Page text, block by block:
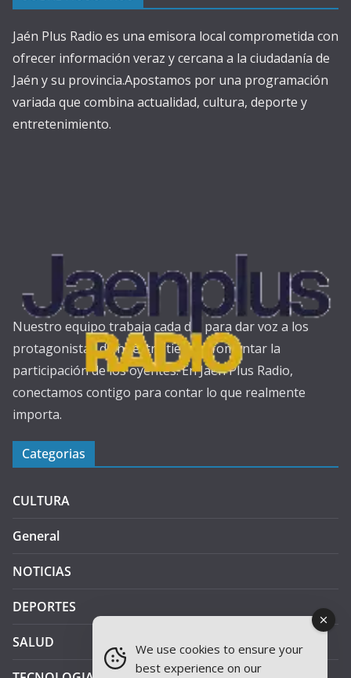
Jaén Plus Radio es una emisora local comprometida con
ofrecer información veraz y cercana a la ciudadanía de
Jaén y su provincia.Apostamos por una programación
variada que combina actualidad, cultura, deporte y
entretenimiento.
Nuestro equipo trabaja cada día para dar voz a los
protagonistas de nuestra tierra y fomentar la
participación de los oyentes. En Jaén Plus Radio,
conectamos contigo para contar lo que realmente
importa.
Categorias
CULTURA
General
NOTICIAS
DEPORTES
SALUD
We use cookies to ensure your
best experience on our